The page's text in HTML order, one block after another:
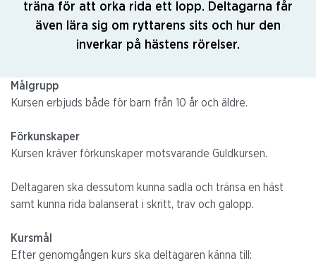
träna för att orka rida ett lopp. Deltagarna får
även lära sig om ryttarens sits och hur den
inverkar på hästens rörelser.
Målgrupp
Kursen erbjuds både för barn från 10 år och äldre.
Förkunskaper
Kursen kräver förkunskaper motsvarande Guldkursen.
Deltagaren ska dessutom kunna sadla och tränsa en häst
samt kunna rida balanserat i skritt, trav och galopp.
Kursmål
Efter genomgången kurs ska deltagaren känna till: